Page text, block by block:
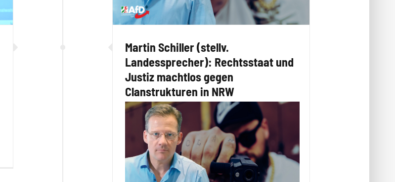
Martin Schiller (stellv.
Landessprecher): Rechtsstaat und
Justiz machtlos gegen
Clanstrukturen in NRW